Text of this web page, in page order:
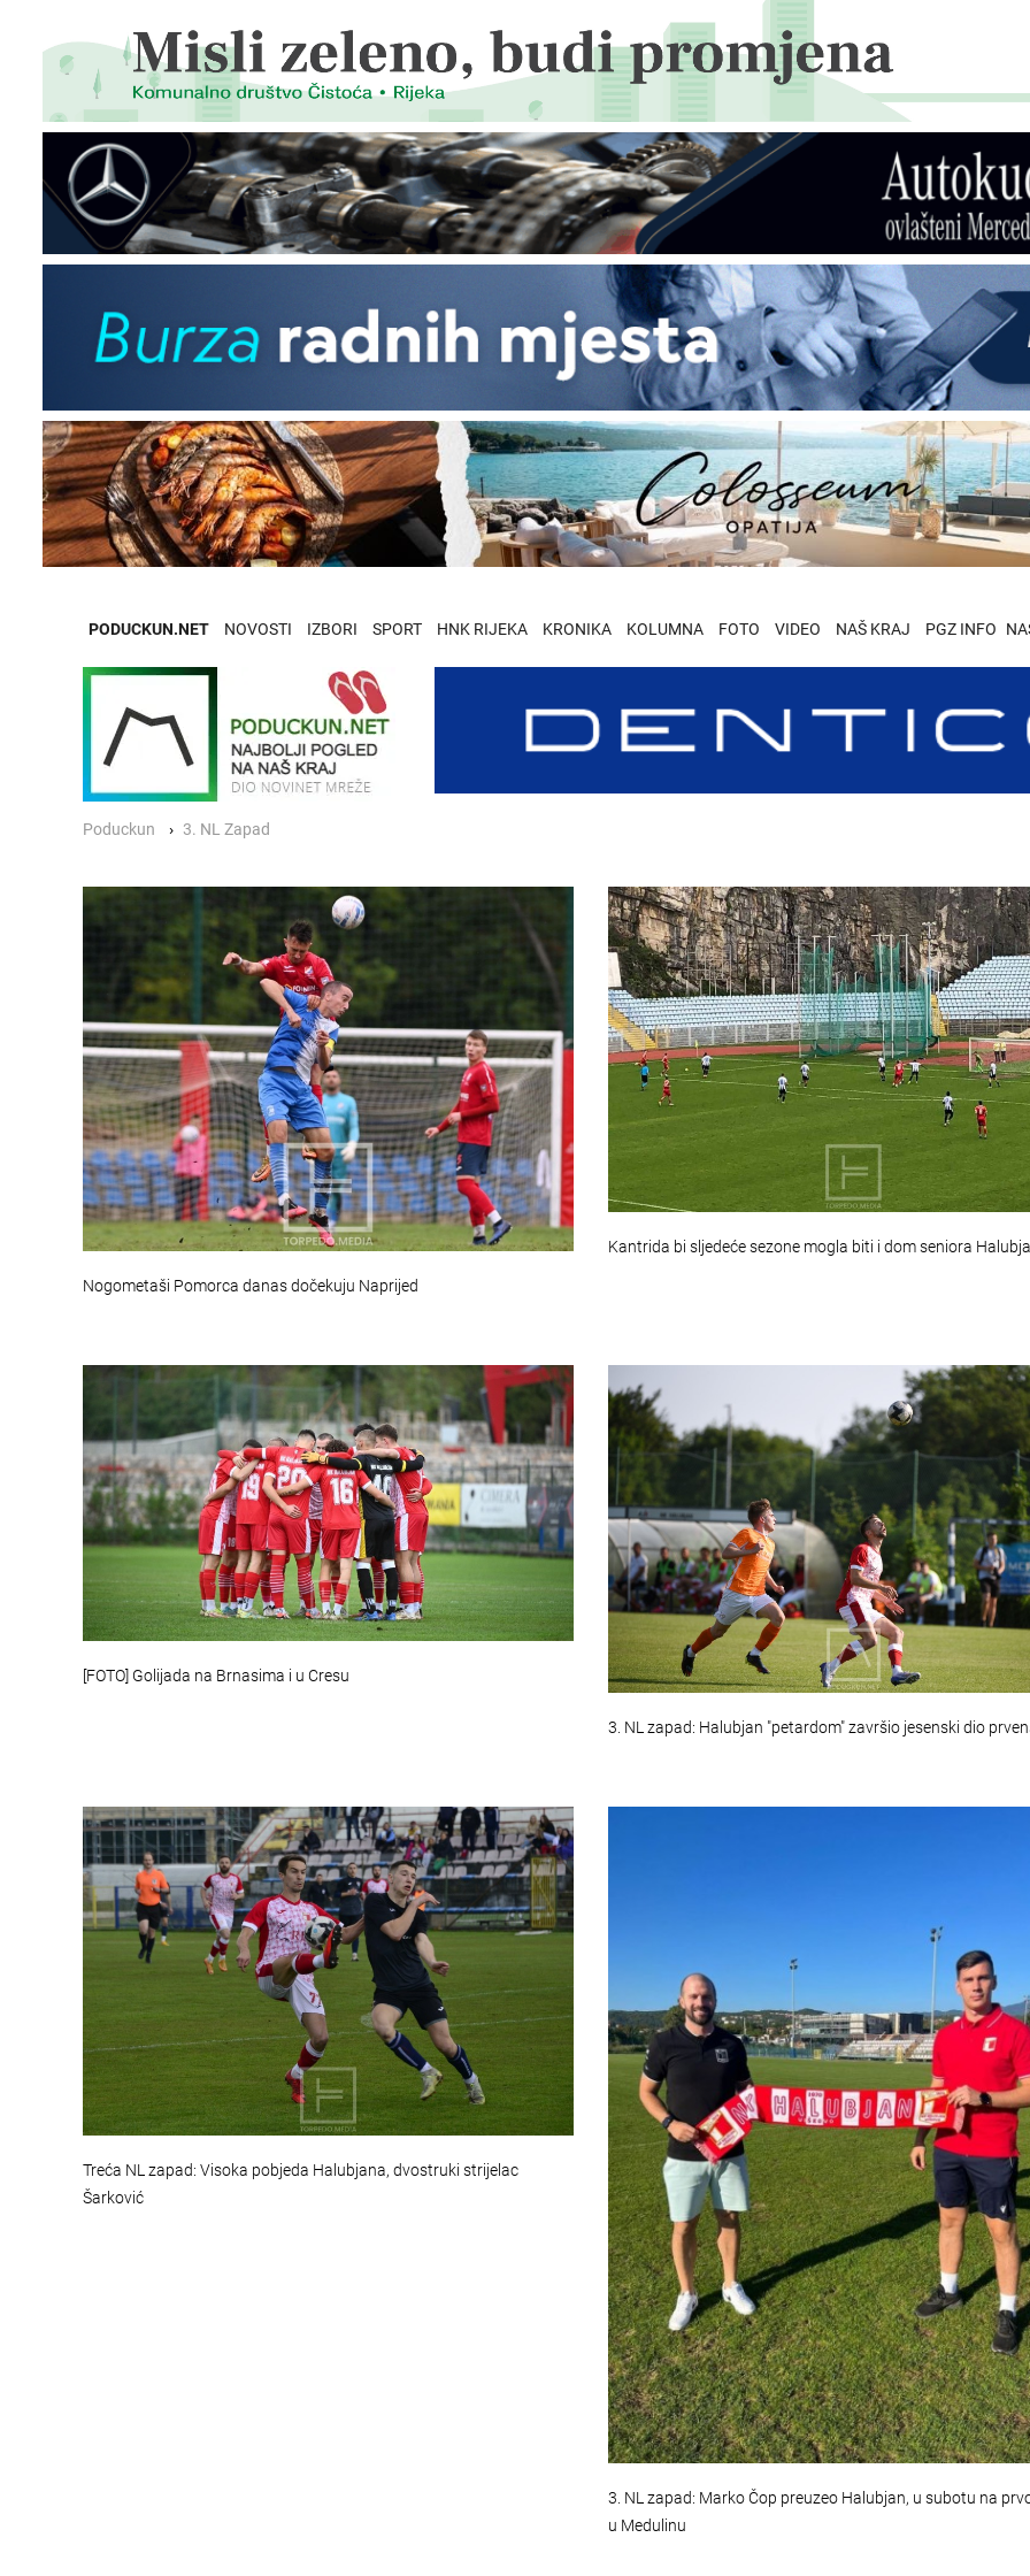
PODUCKUN.NET NOVOSTI IZBORI SPORT HNK RIJEKA KRONIKA KOLUMNA FOTO VIDEO NAŠ KRAJ PGZ INFO
Poduckun 3. NL Zapad
Nogometaši Pomorca danas dočekuju Naprijed
Kantrida bi sljedeće sezone mogla biti i dom seniora
[FOTO] Golijada na Brnasima i u Cresu
3. NL zapad: Halubjan "petardom" završio jesenski dio
Treća NL zapad: Visoka pobjeda Halubjana, dvostruki strijelac
Šarković
3. NL zapad: Marko Čop preuzeo Halubjan, u subotu na
u Medulinu